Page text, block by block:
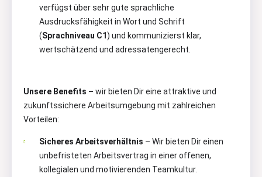
verfügst über sehr gute sprachliche
Ausdrucksfähigkeit in Wort und Schrift
(Sprachniveau C1) und kommunizierst klar,
wertschätzend und adressatengerecht.
Unsere Benefits – wir bieten Dir eine attraktive und
zukunftssichere Arbeitsumgebung mit zahlreichen
Vorteilen:
Sicheres Arbeitsverhältnis – Wir bieten Dir einen
unbefristeten Arbeitsvertrag in einer offenen,
kollegialen und motivierenden Teamkultur.